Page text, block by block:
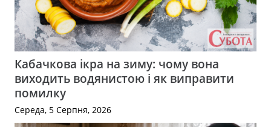
Кабачкова ікра на зиму: чому вона
виходить водянистою і як виправити
помилку
Середа, 5 Серпня, 2026